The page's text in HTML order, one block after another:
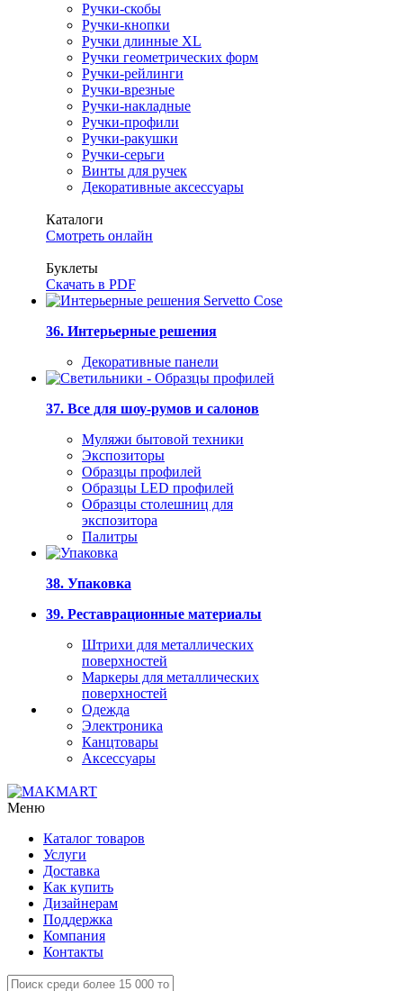
Ручки-скобы
Ручки-кнопки
Ручки длинные XL
Ручки геометрических форм
Ручки-рейлинги
Ручки-врезные
Ручки-накладные
Ручки-профили
Ручки-ракушки
Ручки-серьги
Винты для ручек
Декоративные аксессуары
Каталоги
Смотреть онлайн
Буклеты
Скачать в PDF
36. Интерьерные решения
Декоративные панели
37. Все для шоу-румов и салонов
Муляжи бытовой техники
Экспозиторы
Образцы профилей
Образцы LED профилей
Образцы столешниц для
экспозитора
Палитры
38. Упаковка
39. Реставрационные материалы
Штрихи для металлических
поверхностей
Маркеры для металлических
поверхностей
Одежда
Электроника
Канцтовары
Аксессуары
Меню
Каталог товаров
Услуги
Доставка
Как купить
Дизайнерам
Поддержка
Компания
Контакты